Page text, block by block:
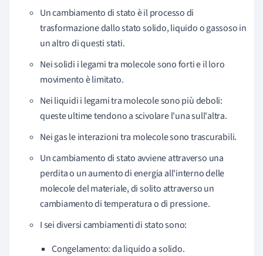
Un cambiamento di stato è il processo di
trasformazione dallo stato solido, liquido o gassoso in
un altro di questi stati.
Nei solidi i legami tra molecole sono forti e il loro
movimento è limitato.
Nei liquidi i legami tra molecole sono più deboli:
queste ultime tendono a scivolare l'una sull'altra.
Nei gas le interazioni tra molecole sono trascurabili.
Un cambiamento di stato avviene attraverso una
perdita o un aumento di energia all'interno delle
molecole del materiale, di solito attraverso un
cambiamento di temperatura o di pressione.
I sei diversi cambiamenti di stato sono:
Congelamento: da liquido a solido.